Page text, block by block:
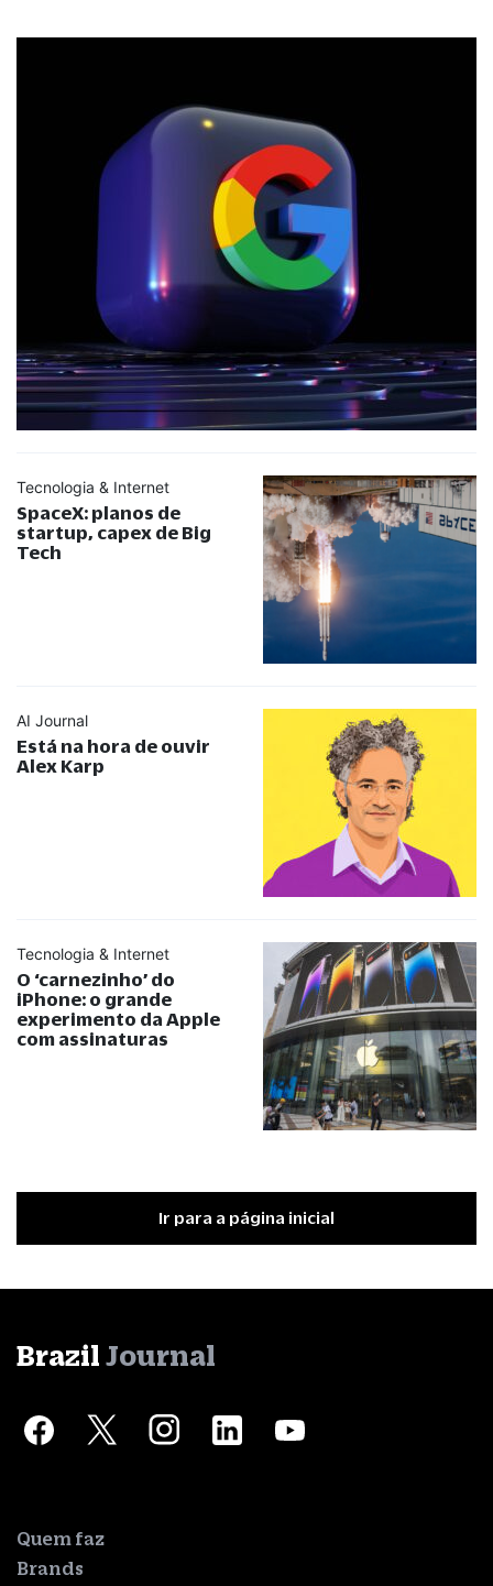
Tecnologia & Internet
SpaceX: planos de
startup, capex de Big
Tech
AI Journal
Está na hora de ouvir
Alex Karp
Tecnologia & Internet
O ‘carnezinho’ do
iPhone: o grande
experimento da Apple
com assinaturas
Ir para a página inicial
Brazil Journal
Quem faz
Brands